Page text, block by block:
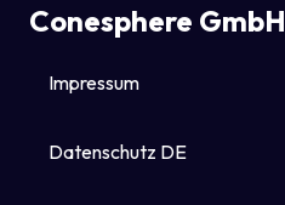
Conesphere GmbH
Impressum
Datenschutz DE